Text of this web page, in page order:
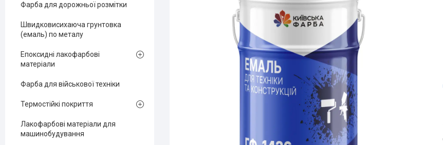
Фарба для дорожньої розмітки
Швидковисихаюча грунтовка
(емаль) по металу
Епоксидні лакофарбові
матеріали
Фарба для військової техніки
Термостійкі покриття
Лакофарбові матеріали для
машинобудування